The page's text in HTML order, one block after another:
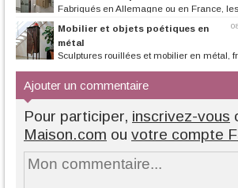
Fabriqués en Allemagne ou en France, les
meubles de salles de bains Burgbad...
Mobilier et objets poétiques en
métal
Sculptures rouillées et mobilier en métal,
Ajouter un commentaire
Pour participer, inscrivez-vous
Maison.com ou votre compte